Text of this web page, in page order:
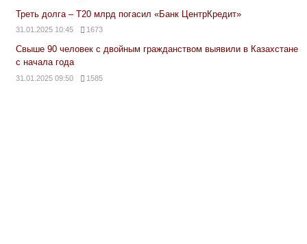
Треть долга – Т20 млрд погасил «Банк ЦентрКредит»
31.01.2025 10:45 1673
Свыше 90 человек с двойным гражданством выявили в Казахстане
с начала года
31.01.2025 09:50 1585